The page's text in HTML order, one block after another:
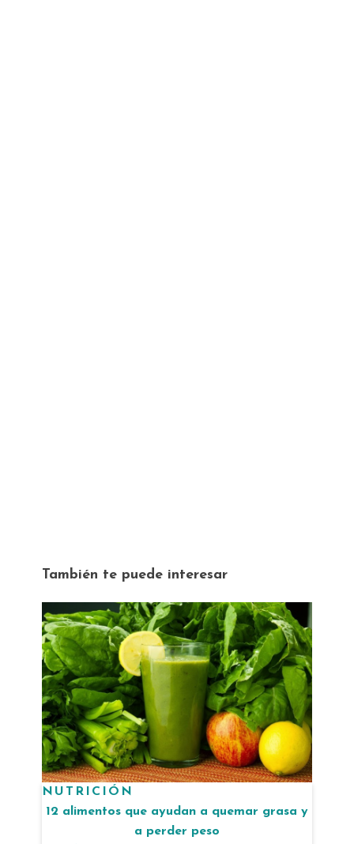
También te puede interesar
NUTRICIÓN
12 alimentos que ayudan a quemar grasa y
a perder peso